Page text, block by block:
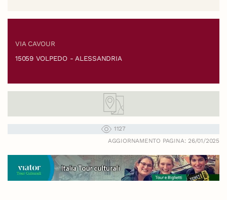
VIA CAVOUR
15059 VOLPEDO - ALESSANDRIA
1127
AGGIORNAMENTO PAGINA: 26/01/2025